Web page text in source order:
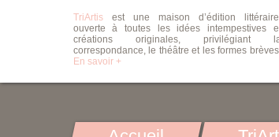
TriArtisest une maison d’édition
ouverte à toutes les idées intempestives
créations originales, privilégiant
correspondance, le théâtre et les formes
En savoir +